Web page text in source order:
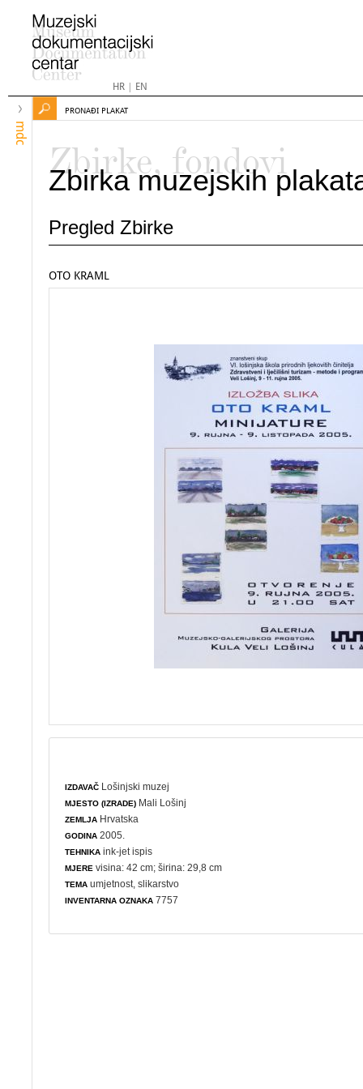
HR| EN
mdc
PRONAĐI PLAKAT
Zbirke, fondovi
Zbirka muzejskih
Pregled Zbirke
OTO KRAML
IZDAVAČ Lošinjski muzej
MJESTO (IZRADE) Mali Lošinj
ZEMLJA Hrvatska
GODINA 2005.
TEHNIKA ink-jet ispis
MJERE visina: 42 cm; širina: 29,8 cm
TEMA umjetnost ,slikarstvo
INVENTARNA OZNAKA 7757